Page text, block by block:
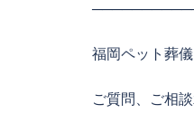
福岡ペット葬
ご質問、ご相談